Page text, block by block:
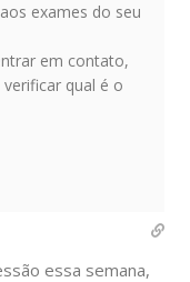
exames do seu
em contato,
qual é o
essa semana,